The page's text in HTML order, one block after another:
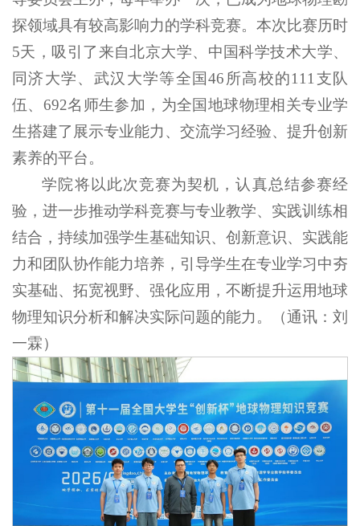
探领域具有较高影响力的学科竞赛。本次比赛历时
5天，吸引了来自北京大学、中国科学技术大学、
同济大学、武汉大学等全国46所高校的111支队
伍、692名师生参加，为全国地球物理相关专业学
生搭建了展示专业能力、交流学习经验、提升创新
素养的平台。
学院将以此次竞赛为契机，认真总结参赛经
验，进一步推动学科竞赛与专业教学、实践训练相
结合，持续加强学生基础知识、创新意识、实践能
力和团队协作能力培养，引导学生在专业学习中夯
实基础、拓宽视野、强化应用，不断提升运用地球
物理知识分析和解决实际问题的能力。（通讯：刘
一霖）